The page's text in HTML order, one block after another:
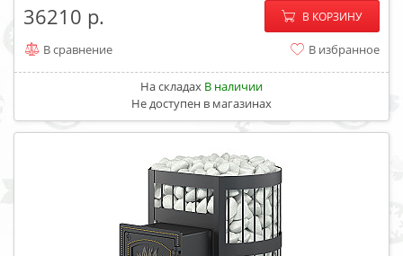
36210 − +
В КОРЗИНУ
В сравнение В избранное
На складах В наличии
Не доступен в магазинах